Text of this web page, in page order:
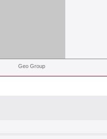
Geo Group